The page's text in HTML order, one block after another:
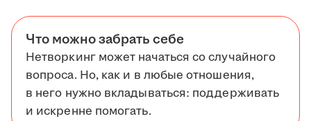
Что можно забрать себе
Нетворкинг может начаться со случайного
вопроса. Но, как и в любые отношения,
в него нужно вкладываться: поддерживать
и искренне помогать.